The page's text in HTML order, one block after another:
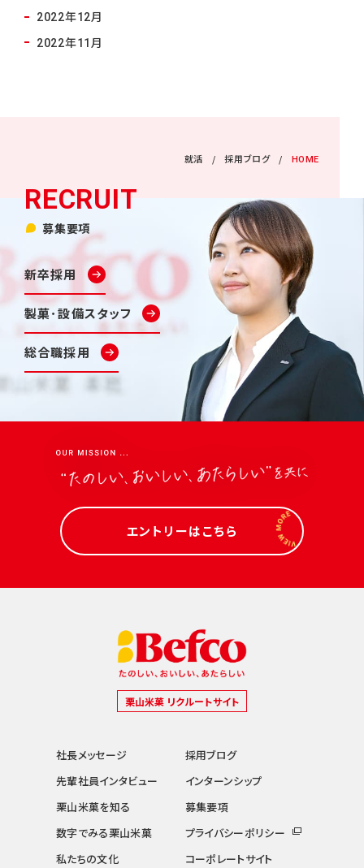
2022年12月
2022年11月
就活 採用ブログ HOME
募集要項
新卒採用
製菓･設備スタッフ
総合職採用
エントリーはこちら
栗山米菓 リクルートサイト
社長メッセージ
先輩社員インタビュー
栗山米菓を知る
数字でみる栗山米菓
私たちの文化
採用ブログ
インターンシップ
募集要項
プライバシーポリシー
コーポレートサイト